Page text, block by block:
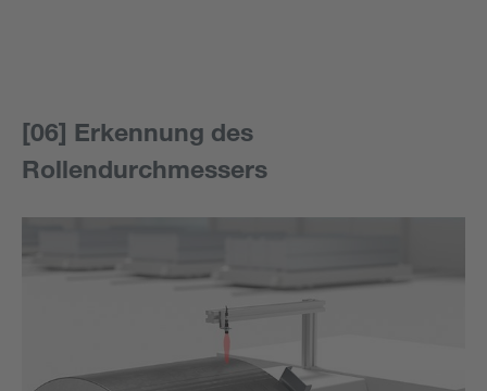
[06] Erkennung des
Rollendurchmessers